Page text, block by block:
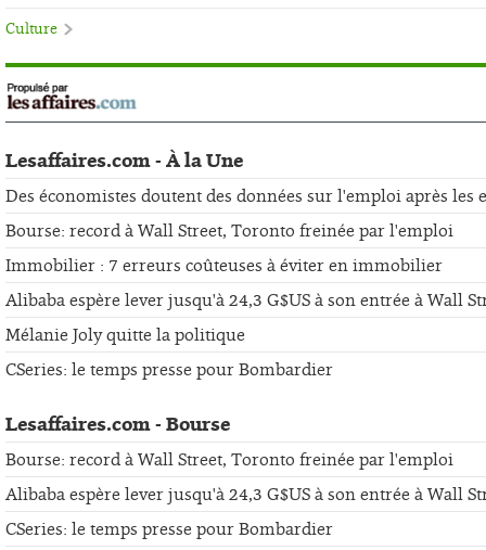
Culture
Lesaffaires.com - À la Une
Des économistes doutent des données sur l'emploi après
Bourse: record à Wall Street, Toronto freinée par l'emploi
Immobilier : 7 erreurs coûteuses à éviter en immobilier
Alibaba espère lever jusqu'à 24,3 G$US à son entrée à Wall
Mélanie Joly quitte la politique
CSeries: le temps presse pour Bombardier
Lesaffaires.com - Bourse
Bourse: record à Wall Street, Toronto freinée par l'emploi
Alibaba espère lever jusqu'à 24,3 G$US à son entrée à Wall
CSeries: le temps presse pour Bombardier